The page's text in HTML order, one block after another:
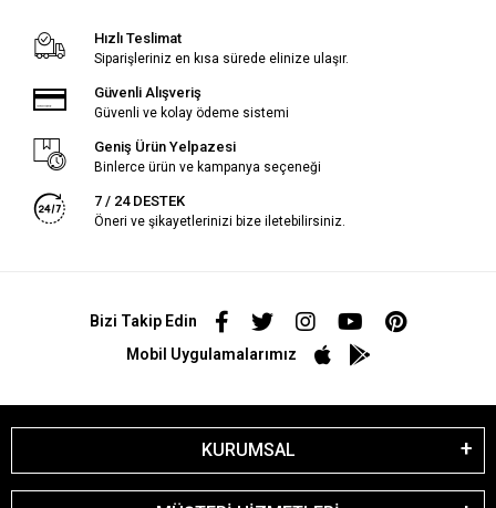
Hızlı Teslimat
Siparişleriniz en kısa sürede elinize ulaşır.
Güvenli Alışveriş
Güvenli ve kolay ödeme sistemi
Geniş Ürün Yelpazesi
Binlerce ürün ve kampanya seçeneği
7 / 24 DESTEK
Öneri ve şikayetlerinizi bize iletebilirsiniz.
Bizi Takip Edin
Mobil Uygulamalarımız
KURUMSAL